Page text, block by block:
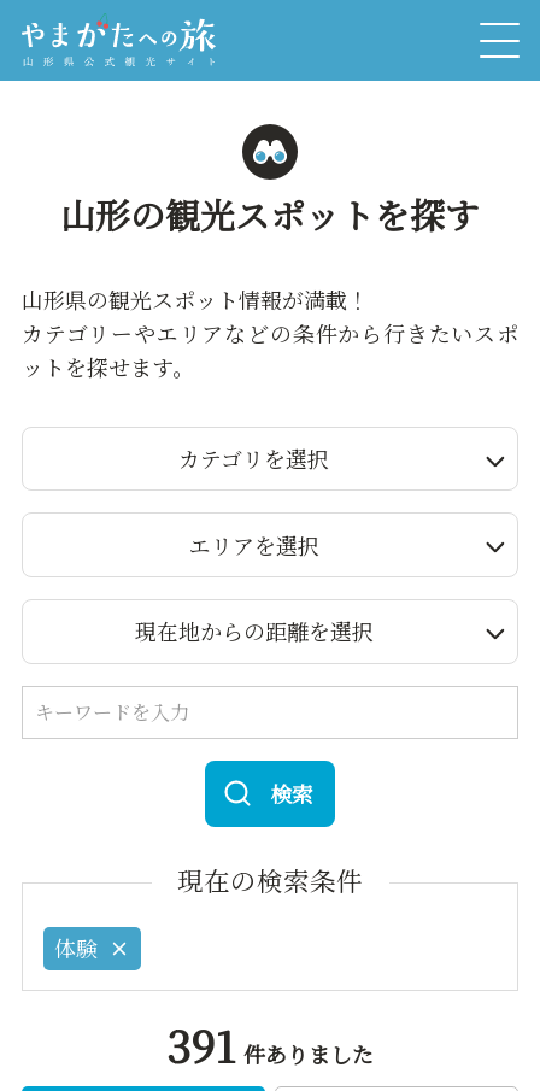
山形の観光スポットを探す
山形県の観光スポット情報が満載！
カテゴリーやエリアなどの条件から行きたいスポ
ットを探せます。
カテゴリを選択
エリアを選択
現在地からの距離を選択
検索
現在の検索条件
体験
391 件ありました